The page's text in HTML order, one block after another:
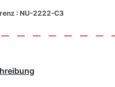
: NU-2222-C3